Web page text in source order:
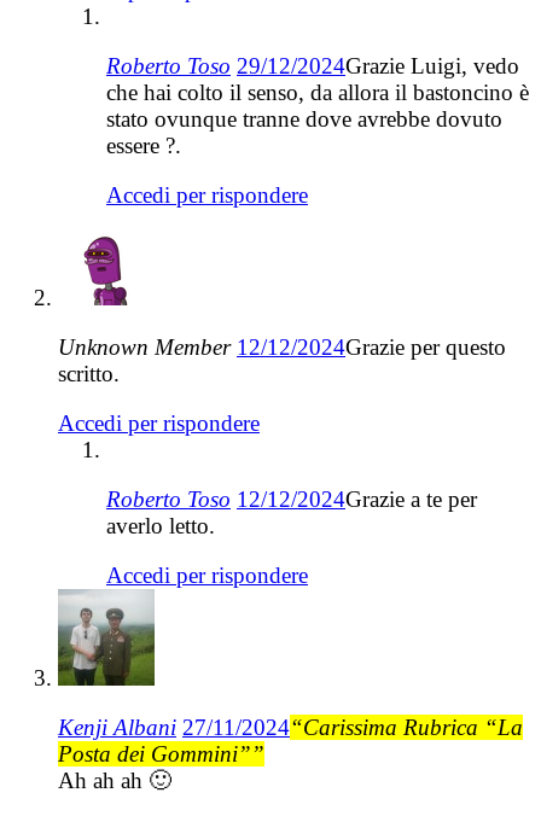
Roberto Toso 29/12/2024Grazie Luigi, vedo
che hai colto il senso, da allora il bastoncino è
stato ovunque tranne dove avrebbe dovuto
essere ?.
Accedi per rispondere
Unknown Member 12/12/2024Grazie per questo
scritto.
Accedi per rispondere
Roberto Toso 12/12/2024Grazie a te per
averlo letto.
Accedi per rispondere
Kenji Albani 27/11/2024“Carissima Rubrica “La
Posta dei Gommini””
Ah ah ah 🙂